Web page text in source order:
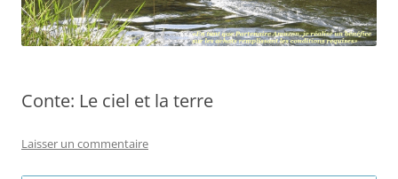
Conte: Le ciel et la terre
Laisser un commentaire